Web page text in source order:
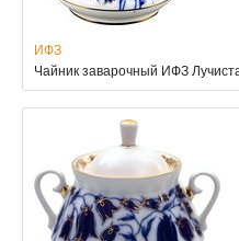
ИФЗ
Чайник заварочный ИФЗ